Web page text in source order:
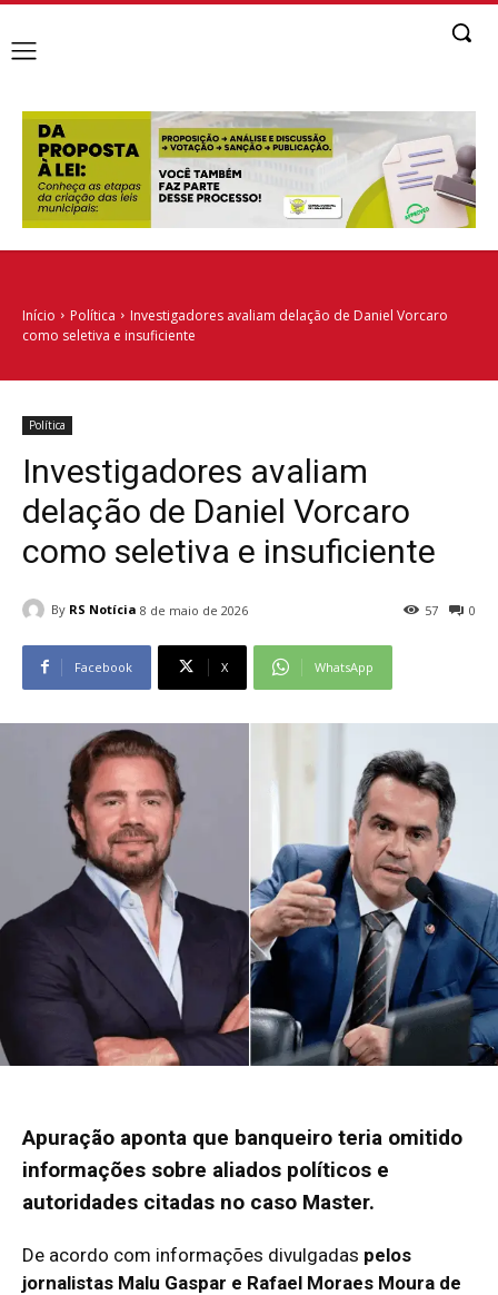
Início Política
Investigadores avaliam delação de Daniel Vorcaro
como seletiva e insuficiente
Política
Investigadores avaliam
delação de Daniel Vorcaro
como seletiva e insuficiente
By RS Notícia 8 de maio de 2026 0
57
Facebook X WhatsApp
Apuração aponta que banqueiro teria omitido
informações sobre aliados políticos e
autoridades citadas no caso Master.
De acordo com informações divulgadas pelos
jornalistas Malu Gaspar e Rafael Moraes Moura de